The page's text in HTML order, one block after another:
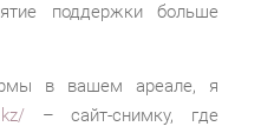
поддержки больше
в вашем ареале, я
– сайт-снимку, где